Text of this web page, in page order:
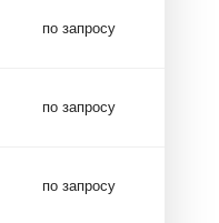
по запросу
по запросу
по запросу